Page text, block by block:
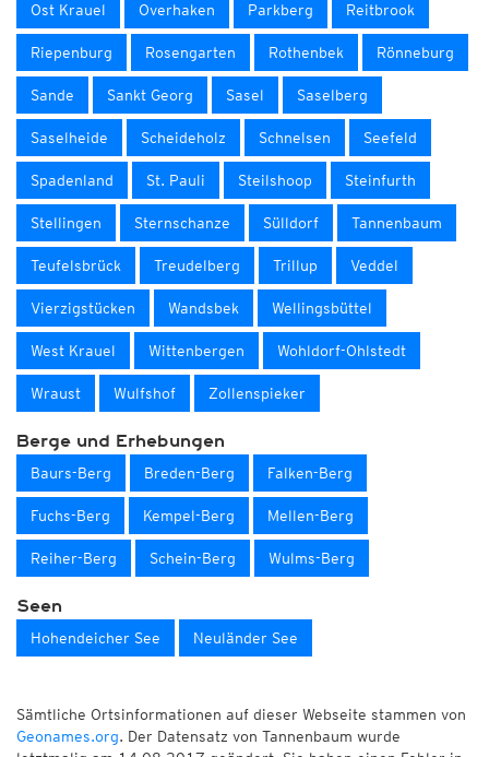
Ost Krauel Overhaken Parkberg Reitbrook
Riepenburg Rosengarten Rothenbek Rönneburg
Sande Sankt Georg Sasel Saselberg
Saselheide Scheideholz Schnelsen Seefeld
Spadenland St. Pauli Steilshoop Steinfurth
Stellingen Sternschanze Sülldorf Tannenbaum
Teufelsbrück Treudelberg Trillup Veddel
Vierzigstücken Wandsbek Wellingsbüttel
West Krauel Wittenbergen Wohldorf-Ohlstedt
Wraust Wulfshof Zollenspieker
Berge und Erhebungen
Baurs-Berg Breden-Berg Falken-Berg
Fuchs-Berg Kempel-Berg Mellen-Berg
Reiher-Berg Schein-Berg Wulms-Berg
Seen
Hohendeicher See Neuländer See
Sämtliche Ortsinformationen auf dieser Webseite stammen von
Geonames.org. Der Datensatz von Tannenbaum wurde